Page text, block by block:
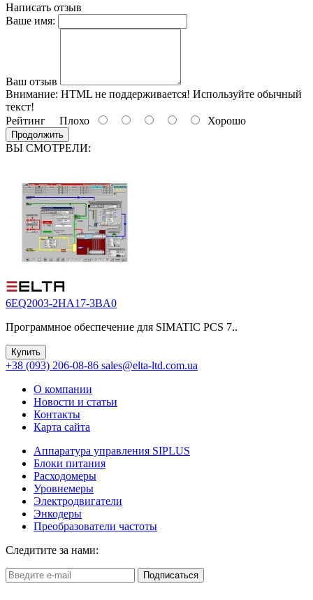
Написать отзыв
Ваше имя:
Ваш отзыв
Внимание: HTML не поддерживается! Используйте обычный
текст!
Рейтинг Плохо Хорошо
Продолжить
ВЫ СМОТРЕЛИ:
6EQ2003-2HA17-3BA0
Программное обеспечение для SIMATIC PCS 7..
Купить
+38 (093) 206-08-86 sales@elta-ltd.com.ua
О компании
Новости и статьи
Контакты
Карта сайта
Аппаратура управления SIPLUS
Блоки питания
Расходомеры
Уровнемеры
Электродвигатели
Энкодеры
Преобразователи частоты
Следитите за нами:
Подписаться